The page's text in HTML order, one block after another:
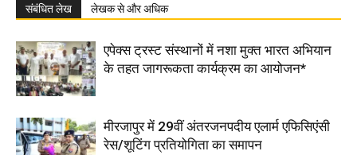
संबंधित लेख लेखक से और अधिक
एपेक्स ट्रस्ट संस्थानों में नशा मुक्त भारत अभियान
के तहत जागरूकता कार्यक्रम का आयोजन*
मीरजापुर में 29वीं अंतरजनपदीय एलार्म एफिसिएंसी
रेस/शूटिंग प्रतियोगिता का समापन